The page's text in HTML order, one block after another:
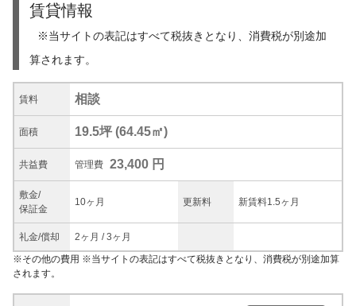
賃貸情報
※当サイトの表記はすべて税抜きとなり、消費税が別途加
算されます。
賃料 相談
面積 19.5坪 (64.45㎡)
共益費 管理費 23,400 円
敷金/
保証金
10ヶ月 更新料 新賃料1.5ヶ月
礼金/償却 2ヶ月 /3ヶ月
※その他の費用 ※当サイトの表記はすべて税抜きとなり、消費税が別途加算
されます。